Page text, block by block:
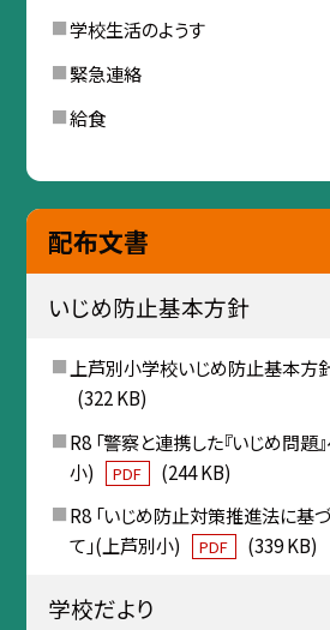
学校生活のようす
緊急連絡
給食
配布文書
いじめ防止基本方針
上芦別小学校いじめ防止基本
(322 KB)
R8 「警察と連携した『いじめ問題
小)
PDF
(244 KB)
R8 「いじめ防止対策推進法に基
て」(上芦別小)
PDF (339 KB)
学校だより